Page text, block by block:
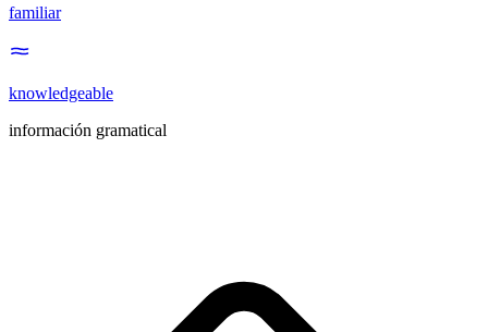
familiar
knowledgeable
información gramatical